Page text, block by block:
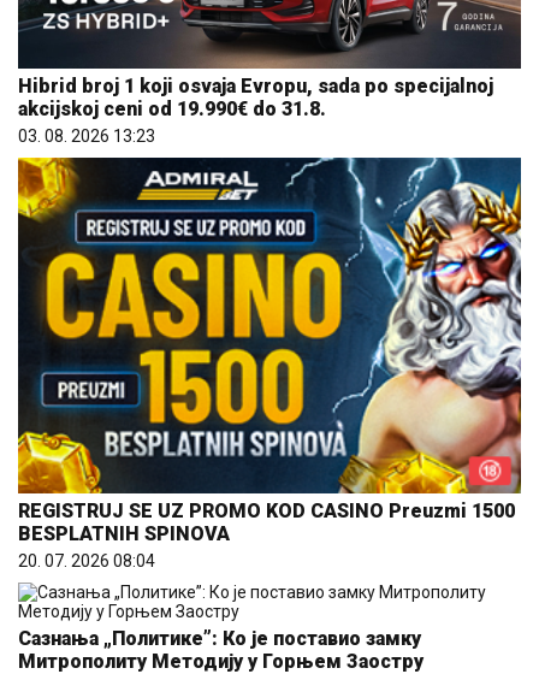
Hibrid broj 1 koji osvaja Evropu, sada po specijalnoj
akcijskoj ceni od 19.990€ do 31.8.
03. 08. 2026 13:23
REGISTRUJ SE UZ PROMO KOD CASINO Preuzmi 1500
BESPLATNIH SPINOVA
20. 07. 2026 08:04
Сазнања „Политике”: Ко је поставио замку
Митрополиту Методију у Горњем Заостру